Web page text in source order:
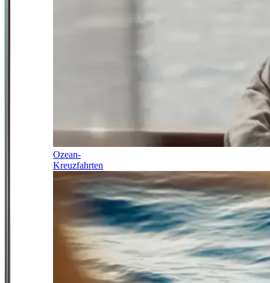
Ozean-
Kreuzfahrten